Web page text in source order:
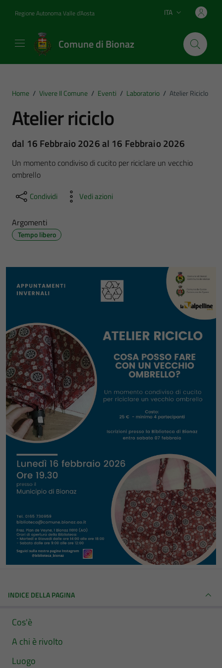
Regione Autonoma Valle d'Aosta Lingua attiva:
ITA
Comune di Bionaz
Home / Vivere Il Comune / Eventi / Laboratorio / Atelier Riciclo
Atelier riciclo
dal 16 Febbraio 2026 al 16 Febbraio 2026
Un momento condiviso di cucito per riciclare un vecchio
ombrello
Condividi Vedi azioni
Argomenti
Tempo libero
INDICE DELLA PAGINA
Cos'è
A chi è rivolto
Luogo